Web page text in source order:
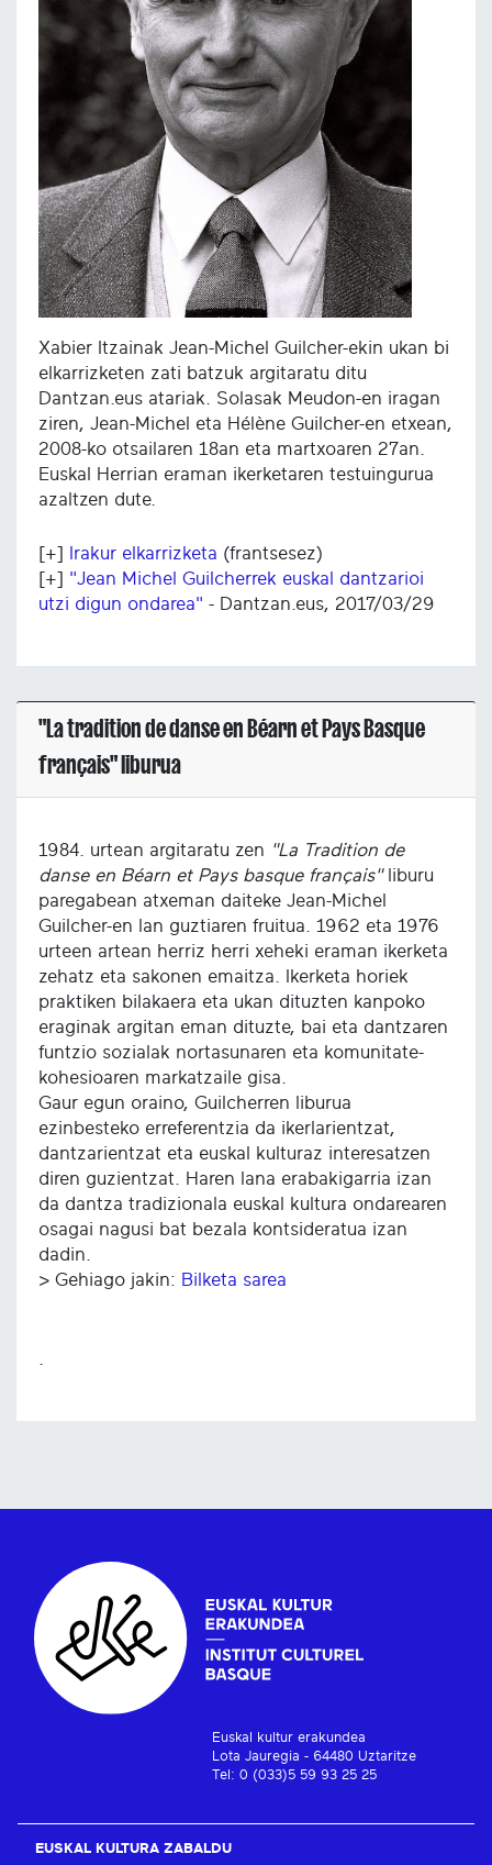
Xabier Itzainak Jean-Michel Guilcher-ekin ukan bi
elkarrizketen zati batzuk argitaratu ditu
Dantzan.eus atariak. Solasak Meudon-en iragan
ziren, Jean-Michel eta Hélène Guilcher-en etxean,
2008-ko otsailaren 18an eta martxoaren 27an.
Euskal Herrian eraman ikerketaren testuingurua
azaltzen dute.
[+] Irakur elkarrizketa (frantsesez)
[+] "Jean Michel Guilcherrek euskal dantzarioi
utzi digun ondarea" - Dantzan.eus, 2017/03/29
"La tradition de danse en Béarn et Pays Basque
français" liburua
1984. urtean argitaratu zen "La Tradition de
danse en Béarn et Pays basque français"liburu
paregabean atxeman daiteke Jean-Michel
Guilcher-en lan guztiaren fruitua. 1962 eta 1976
urteen artean herriz herri xeheki eraman ikerketa
zehatz eta sakonen emaitza. Ikerketa horiek
praktiken bilakaera eta ukan dituzten kanpoko
eraginak argitan eman dituzte, bai eta dantzaren
funtzio sozialak nortasunaren eta komunitate-
kohesioaren markatzaile gisa.
Gaur egun oraino, Guilcherren liburua
ezinbesteko erreferentzia da ikerlarientzat,
dantzarientzat eta euskal kulturaz interesatzen
diren guzientzat. Haren lana erabakigarria izan
da dantza tradizionala euskal kultura ondarearen
osagai nagusi bat bezala kontsideratua izan
dadin.
> Gehiago jakin: Bilketa sarea
Euskal kultur erakundea
Lota Jauregia - 64480 Uztaritze
Tel: 0 (033)5 59 93 25 25
EUSKAL KULTURA ZABALDU